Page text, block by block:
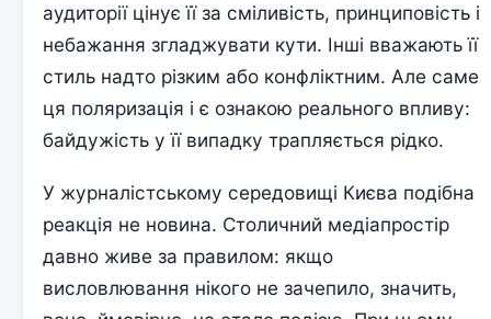
аудиторії цінує її за сміливість, принциповість і
небажання згладжувати кути. Інші вважають її
стиль надто різким або конфліктним. Але саме
ця поляризація і є ознакою реального впливу:
байдужість у її випадку трапляється рідко.
У журналістському середовищі Києва подібна
реакція не новина. Столичний медіапростір
давно живе за правилом: якщо
висловлювання нікого не зачепило, значить,